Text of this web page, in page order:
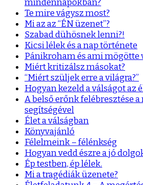
mindennapokban?
Te mire vágysz most?
Mi az az “ÉN üzenet”?
Szabad dühösnek lenni?!
Kicsi lélek és a nap története
Pánikroham és ami mögötte
Miért kritizálsz másokat?
“Miért szüljek erre a világra?”
Hogyan kezeld a válságot az
A belső erőnk felébresztése
segítségével
Élet a válságban
Könyvajánló
Félelmeink – félénkség
Hogyan vedd észre a jó
Ép testben, ép lélek.
Mi a tragédiák üzenete?